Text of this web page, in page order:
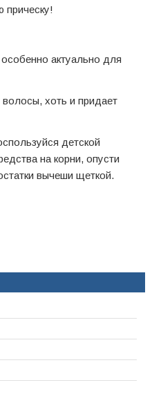
прическу!
актуально для
хоть и придает
детской
на корни, опусти
вычеши щеткой.